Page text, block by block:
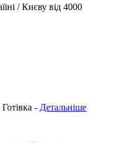
/ Києву від 4000
- Детальніше